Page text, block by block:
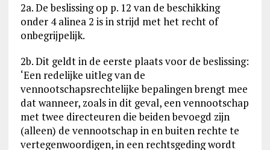
2a. De beslissing op p. 12 van de beschikking
onder 4 alinea 2 is in strijd met het recht of
onbegrijpelijk.
2b. Dit geldt in de eerste plaats voor de beslissing:
‘Een redelijke uitleg van de
vennootschapsrechtelijke bepalingen brengt mee
dat wanneer, zoals in dit geval, een vennootschap
met twee directeuren die beiden bevoegd zijn
(alleen) de vennootschap in en buiten rechte te
vertegenwoordigen, in een rechtsgeding wordt